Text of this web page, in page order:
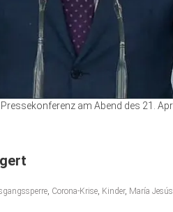
am Abend des 21.
, Corona-Krise, Kinder, María